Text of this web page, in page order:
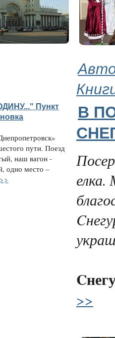
Пункт
пути. Поезд
наш вагон -
одно место –
В
>>